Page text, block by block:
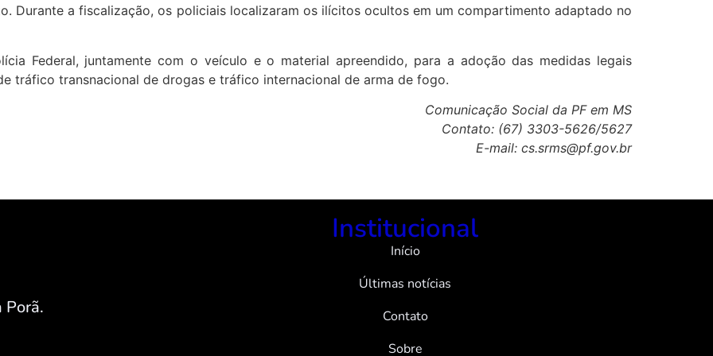
Durante a fiscalização, os policiais localizaram os ilícitos ocultos em um compartimento adaptado no
Federal, juntamente com o veículo e o material apreendido, para a adoção das medidas legais
tráfico transnacional de drogas e tráfico internacional de arma de fogo.
Comunicação Social da PF em MS
Contato: (67) 3303-5626/5627
E-mail: cs.srms@pf.gov.br
Porã.
Institucional
Início
Últimas notícias
Contato
Sobre